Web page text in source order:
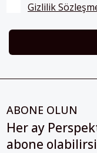
Gizlilik
ABONE OLUN
Her ay
abone